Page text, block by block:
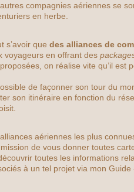
compagnies aériennes se
en herbe.
s’avoir que des alliances de
voyageurs en offrant des
on réalise vite qu’il est
de façonner son tour du
son itinéraire en fonction du
aériennes les plus
de vous donner toutes
toutes les informations
à un tel projet via mon Guide